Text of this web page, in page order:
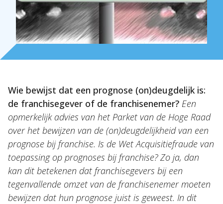
Onze mensen
Expertises
Nieuws
NL EN DE FR
Wie bewijst dat een prognose (on)deugdelijk is:
de franchisegever of de franchisenemer? Een
opmerkelijk advies van het Parket van de Hoge Raad
over het bewijzen van de (on)deugdelijkheid van een
prognose bij franchise. Is de Wet Acquisitiefraude van
toepassing op prognoses bij franchise? Zo ja, dan
kan dit betekenen dat franchisegevers bij een
tegenvallende omzet van de franchisenemer moeten
bewijzen dat hun prognose juist is geweest. In dit